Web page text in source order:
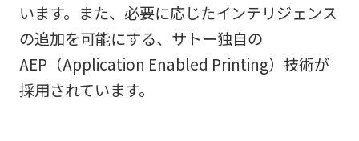
います。また、必要に応じたインテリジェンス
の追加を可能にする、サトー独自の
AEP（Application Enabled Printing）技術が
採用されています。